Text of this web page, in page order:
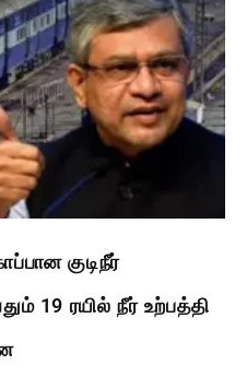
குடிநீர்
19 ரயில் நீர் உற்பத்தி